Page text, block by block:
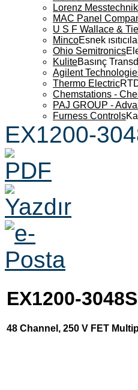
Lorenz Messtechnik
MAC Panel
U S F Wallace &
MincoEsnek
Ohio Semitronics
KuliteBasınç
Agilent
Thermo Electric
Chemstations -
PAJ GROUP -
Furness Controls
EX1200-
EX1200-3048S
48 Channel, 250 V FET